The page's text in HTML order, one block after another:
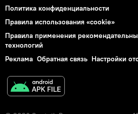
Политика конфиденциальности
Правила использования «cookie»
Правила применения
технологий
Реклама Обратная связь Настройки